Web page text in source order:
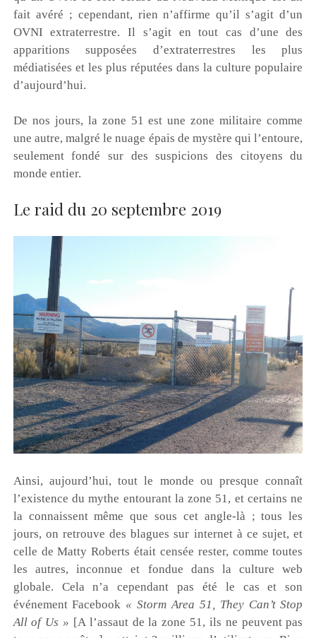
fait avéré ; cependant, rien n’affirme qu’il s’agit d’un
OVNI extraterrestre. Il s’agit en tout cas d’une des
apparitions supposées d’extraterrestres les plus
médiatisées et les plus réputées dans la culture populaire
d’aujourd’hui.
De nos jours, la zone 51 est une zone militaire comme
une autre, malgré le nuage épais de mystère qui l’entoure,
seulement fondé sur des suspicions des citoyens du
monde entier.
Le raid du 20 septembre 2019
Ainsi, aujourd’hui, tout le monde ou presque connaît
l’existence du mythe entourant la zone 51, et certains ne
la connaissent même que sous cet angle-là ; tous les
jours, on retrouve des blagues sur internet à ce sujet, et
celle de Matty Roberts était censée rester, comme toutes
les autres, inconnue et fondue dans la culture web
globale. Cela n’a cependant pas été le cas et son
événement Facebook « Storm Area 51, They Can’t Stop
All of Us » [A l’assaut de la zone 51, ils ne peuvent pas